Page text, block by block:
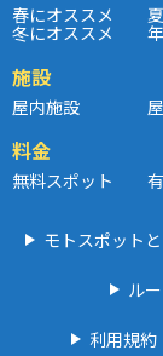
春にオススメ
冬にオススメ
施設
屋内施設
料金
無料スポット
モトスポット
ル
利用規約